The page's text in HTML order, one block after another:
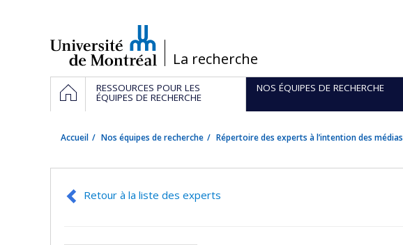
/La recherche
Navigation
principale
ACCUEILRESSOURCES POUR LES
ÉQUIPES DE RECHERCHE
NOS ÉQUIPES DE RECHERCHE
Accueil Nos équipes de recherche Répertoire des experts à l’intention des médias
Retour à la liste des experts